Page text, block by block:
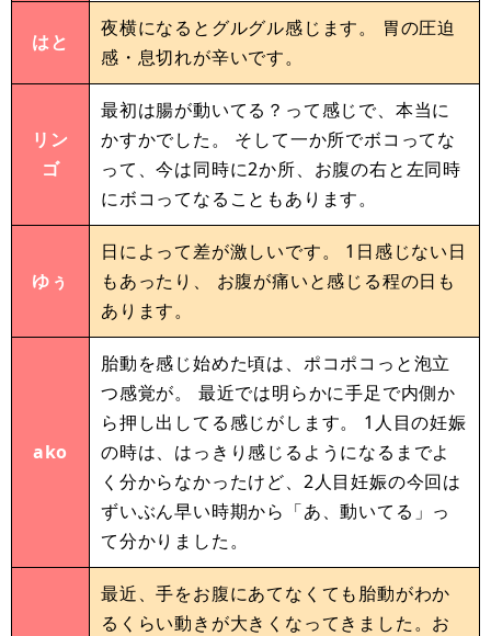
はと
夜横になるとグルグル感じます。 胃の圧迫
感・息切れが辛いです。
リン
ゴ
最初は腸が動いてる？って感じで、本当に
かすかでした。 そして一か所でボコってな
って、今は同時に2か所、お腹の右と左同時
にボコってなることもあります。
ゆぅ
日によって差が激しいです。 1日感じない日
もあったり、 お腹が痛いと感じる程の日も
あります。
ako
胎動を感じ始めた頃は、ポコポコっと泡立
つ感覚が。 最近では明らかに手足で内側か
ら押し出してる感じがします。 1人目の妊娠
の時は、はっきり感じるようになるまでよ
く分からなかったけど、2人目妊娠の今回は
ずいぶん早い時期から「あ、動いてる」っ
て分かりました。
最近、手をお腹にあてなくても胎動がわか
るくらい動きが大きくなってきました。お